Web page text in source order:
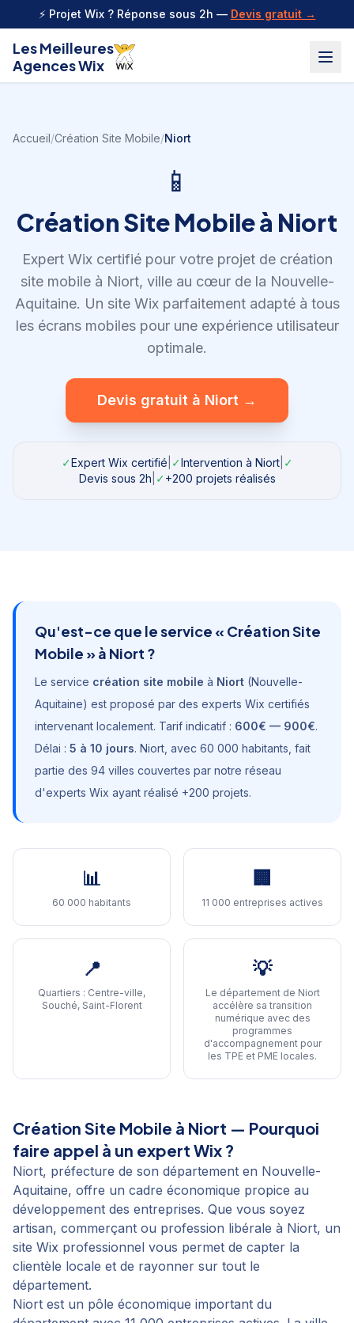
Aller au contenu
⚡ Projet Wix ? Réponse sous 2h — Devis gratuit →
Les Meilleures
Agences Wix
Accueil/Création Site Mobile/Niort
📱
Création Site Mobileà Niort
Expert Wix certifié pour votre projet de création
site mobileà Niort, ville au cœur de la Nouvelle-
Aquitaine. Un site Wix parfaitement adapté à tous
les écrans mobiles pour une expérience utilisateur
optimale.
Devis gratuit à Niort →
✓Expert Wix certifié ✓Intervention à Niort| ✓
Devis sous 2h ✓+200 projets réalisés
Qu'est-ce que le service « Création Site
Mobile » à Niort ?
Le service création site mobile à Niort (Nouvelle-
Aquitaine) est proposé par des experts Wix certifiés
intervenant localement. Tarif indicatif : 600€ — 900€.
Délai : 5 à 10 jours. Niort , avec 60 000 habitants , fait
partie des 94 villes couvertes par notre réseau
d'experts Wix ayant réalisé +200 projets.
📊
60 000 habitants
🏢
11 000 entreprises actives
📍
Quartiers : Centre-ville,
Souché, Saint-Florent
💡
Le département de Niort
accélère sa transition
numérique avec des
programmes
d'accompagnement pour
les TPE et PME locales.
Création Site Mobile à Niort — Pourquoi
faire appel à un expert Wix ?
Niort, préfecture de son département en Nouvelle-
Aquitaine, offre un cadre économique propice au
développement des entreprises. Que vous soyez
artisan, commerçant ou profession libérale à Niort, un
site Wix professionnel vous permet de capter la
clientèle locale et de rayonner sur tout le
département.
Niort est un pôle économique important du